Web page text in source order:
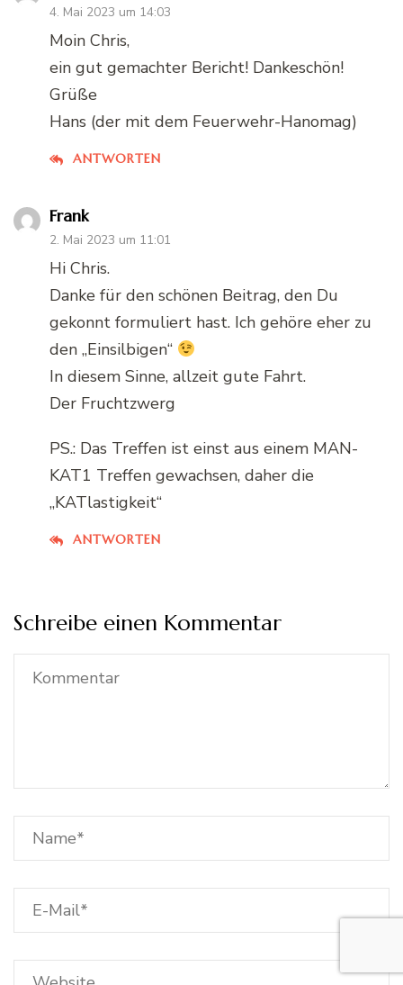
4. Mai 2023 um 14:03
ANTWORTEN
Moin Chris,
ein gut gemachter Bericht! Dankeschön!
Grüße
Hans (der mit dem Feuerwehr-Hanomag)
Frank
2. Mai 2023 um 11:01
ANTWORTEN
Hi Chris.
Danke für den schönen Beitrag, den Du
gekonnt formuliert hast. Ich gehöre eher zu
den „Einsilbigen“
In diesem Sinne, allzeit gute Fahrt.
Der Fruchtzwerg
PS.: Das Treffen ist einst aus einem MAN-
KAT1 Treffen gewachsen, daher die
„KATlastigkeit“
Schreibe einen Kommentar